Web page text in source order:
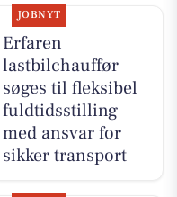
JOBNYT
Erfaren
lastbilchauffør
søges til fleksibel
fuldtidsstilling
med ansvar for
sikker transport